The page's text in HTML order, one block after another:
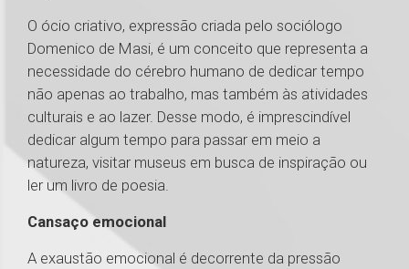
O ócio criativo, expressão criada pelo sociólogo
Domenico de Masi, é um conceito que representa a
necessidade do cérebro humano de dedicar tempo
não apenas ao trabalho, mas também às atividades
culturais e ao lazer. Desse modo, é imprescindível
dedicar algum tempo para passar em meio a
natureza, visitar museus em busca de inspiração ou
ler um livro de poesia.
Cansaço emocional
A exaustão emocional é decorrente da pressão